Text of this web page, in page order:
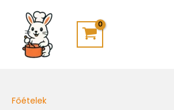
content
Főételek